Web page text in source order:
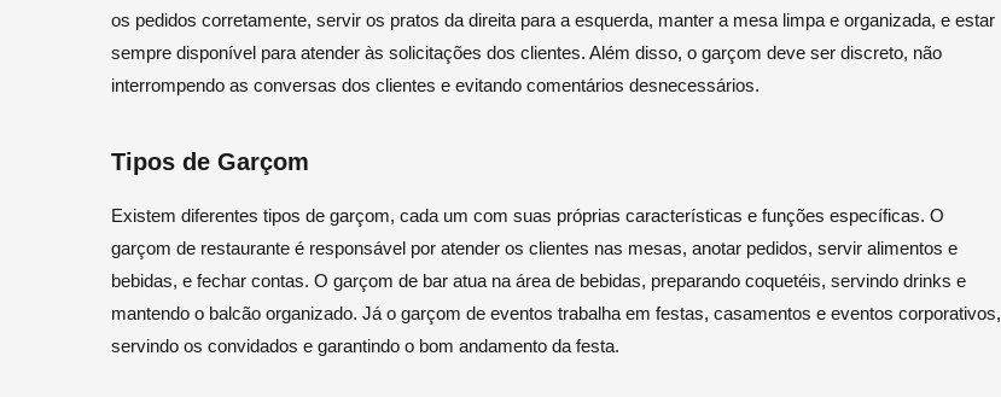
os pedidos corretamente, servir os pratos da direita para a esquerda, manter a mesa limpa e organizada, e estar
sempre disponível para atender às solicitações dos clientes. Além disso, o garçom deve ser discreto, não
interrompendo as conversas dos clientes e evitando comentários desnecessários.
Tipos de Garçom
Existem diferentes tipos de garçom, cada um com suas próprias características e funções específicas. O
garçom de restaurante é responsável por atender os clientes nas mesas, anotar pedidos, servir alimentos e
bebidas, e fechar contas. O garçom de bar atua na área de bebidas, preparando coquetéis, servindo drinks e
mantendo o balcão organizado. Já o garçom de eventos trabalha em festas, casamentos e eventos corporativos,
servindo os convidados e garantindo o bom andamento da festa.